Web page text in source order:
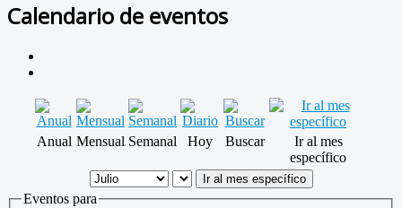
Calendario de eventos
Anual Mensual Semanal Hoy Buscar
Ir al mes
específico
Ir al mes específico
Eventos para